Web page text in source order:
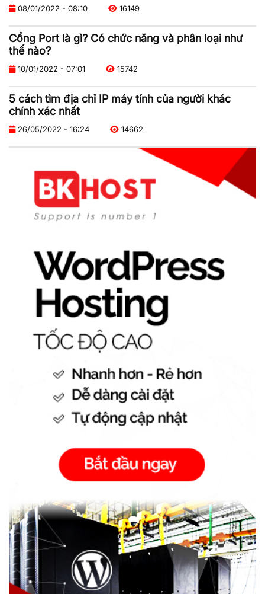
08/01/2022 - 08:10 16149
Cổng Port là gì? Có chức năng và phân loại như
thế nào?
10/01/2022 - 07:01 15742
5 cách tìm địa chỉ IP máy tính của người khác
chính xác nhất
26/05/2022 - 16:24 14662